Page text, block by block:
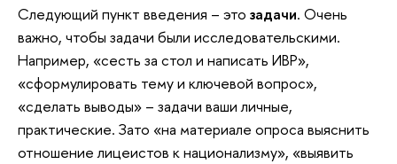
Следующий пункт введения – это задачи. Очень
важно, чтобы задачи были исследовательскими.
Например, «сесть за стол и написать ИВР»,
«сформулировать тему и ключевой вопрос»,
«сделать выводы» – задачи ваши личные,
практические. Зато «на материале опроса выяснить
отношение лицеистов к национализму», «выявить